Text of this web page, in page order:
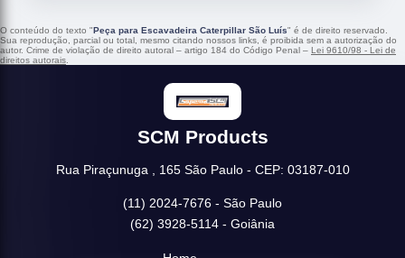
O conteúdo do texto "Peça para Escavadeira Caterpillar São Luís" é de direito reservado.
Sua reprodução, parcial ou total, mesmo citando nossos links, é proibida sem a autorização do
autor. Crime de violação de direito autoral – artigo 184 do Código Penal – Lei 9610/98 - Lei de
direitos autorais.
SCM Products
Rua Piraçunuga , 165 São Paulo - CEP: 03187-010
(11) 2024-7676 - São Paulo
(62) 3928-5114 - Goiânia